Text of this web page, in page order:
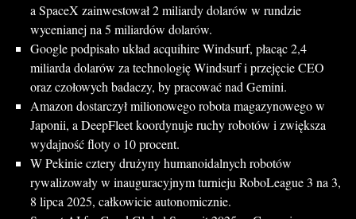
a SpaceX zainwestował 2 miliardy dolarów w rundzie
wycenianej na 5 miliardów dolarów.
Google podpisało układ acquihire Windsurf, płacąc 2,4
miliarda dolarów za technologię Windsurf i przejęcie CEO
oraz czołowych badaczy, by pracować nad Gemini.
Amazon dostarczył milionowego robota magazynowego w
Japonii, a DeepFleet koordynuje ruchy robotów i zwiększa
wydajność floty o 10 procent.
W Pekinie cztery drużyny humanoidalnych robotów
rywalizowały w inauguracyjnym turnieju RoboLeague 3 na 3,
8 lipca 2025, całkowicie autonomicznie.